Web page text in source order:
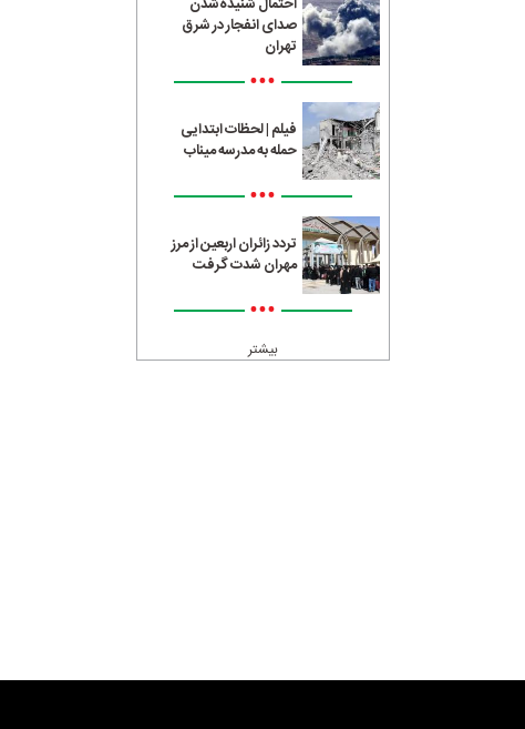
صدای انفجار در شرق
تهران
•••
فیلم | لحظات ابتدایی
حمله به مدرسه میناب
•••
تردد زائران اربعین از مرز
مهران شدت گرفت
•••
بیشتر